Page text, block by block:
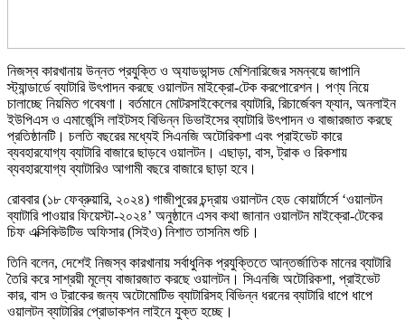
নিজস্ব কারখানায় উন্নত প্রযুক্তি ও অ্যাডভান্সড মেশিনারিজের সমন্বয়ে জাপানি
স্ট্যান্ডার্ডে ব্যাটারি উৎপাদন করছে ওয়ালটন মাইক্রো-টেক করপোরেশন। পণ্য নিয়ে
চালাচ্ছে নিয়মিত গবেষণা। বর্তমানে মোটরসাইকেলের ব্যাটারি, রিচার্জেবল ফ্যান, অনলাইন
ইউপিএস ও এমার্জেন্সি লাইটসহ বিভিন্ন ডিভাইসের ব্যাটারি উৎপাদন ও বাজারজাত করছে
প্রতিষ্ঠানটি। চলতি বছরের মধ্যেই সিএনজি অটোরিকশা এবং প্রাইভেট কারে
ব্যবহারযোগ্য ব্যাটারি বাজারে ছাড়বে ওয়ালটন। এছাড়া, বাস, ট্রাক ও রিকশায়
ব্যবহারযোগ্য ব্যাটারিও আগামী বছরে বাজারে ছাড়া হবে।
রোববার (১৮ ফেব্রুয়ারি, ২০২৪) গাজীপুরের চন্দ্রায় ওয়ালটন হেড কোয়ার্টার্সে ‘ওয়ালটন
ব্যাটারি পাওয়ার ফিয়েস্টা-২০২৪’ অনুষ্ঠানে এসব কথা জানান ওয়ালটন মাইক্রো-টেকের
চিফ এক্সিকিউটিভ অফিসার (সিইও) নিশাত তাসনিম শুচি।
তিনি বলেন, দেশেই নিজস্ব কারখানায় সর্বাধুনিক প্রযুক্তিতে আন্তর্জাতিক মানের ব্যাটারি
তৈরি করে সাশ্রয়ী মূল্যে বাজারজাত করছে ওয়ালটন। সিএনজি অটোরিকশা, প্রাইভেট
কার, বাস ও ট্রাকের জন্য অটোমোটিভ ব্যাটারিসহ বিভিন্ন ধরনের ব্যাটারি ধাপে ধাপে
ওয়ালটন ব্যাটারির প্রোডাকশন লাইনে যুক্ত হচ্ছে।